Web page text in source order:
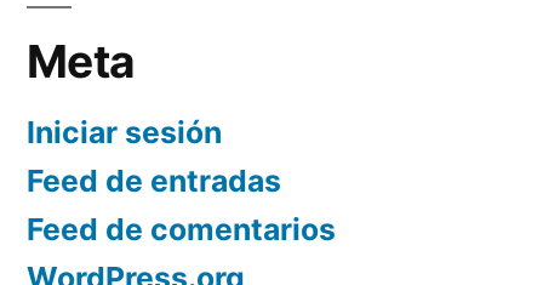
Meta
Iniciar sesión
Feed de entradas
Feed de comentarios
WordPress.org